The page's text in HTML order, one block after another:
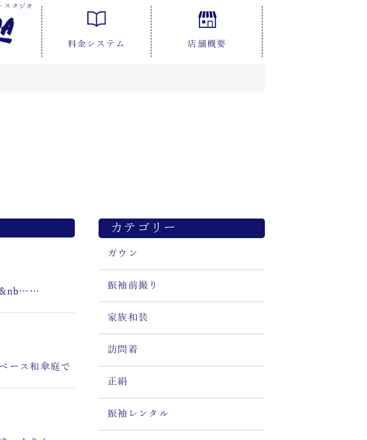
スタジオ
料金システム 店舗概要
ース和傘庭で
カテゴリー
ガウン
振袖前撮り
家族和装
訪問着
正絹
振袖レンタル